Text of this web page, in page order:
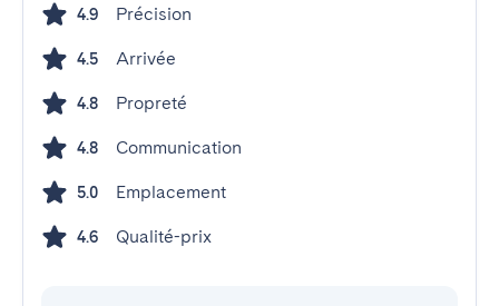
4.9 Précision
4.5 Arrivée
4.8 Propreté
4.8 Communication
5.0 Emplacement
4.6 Qualité-prix